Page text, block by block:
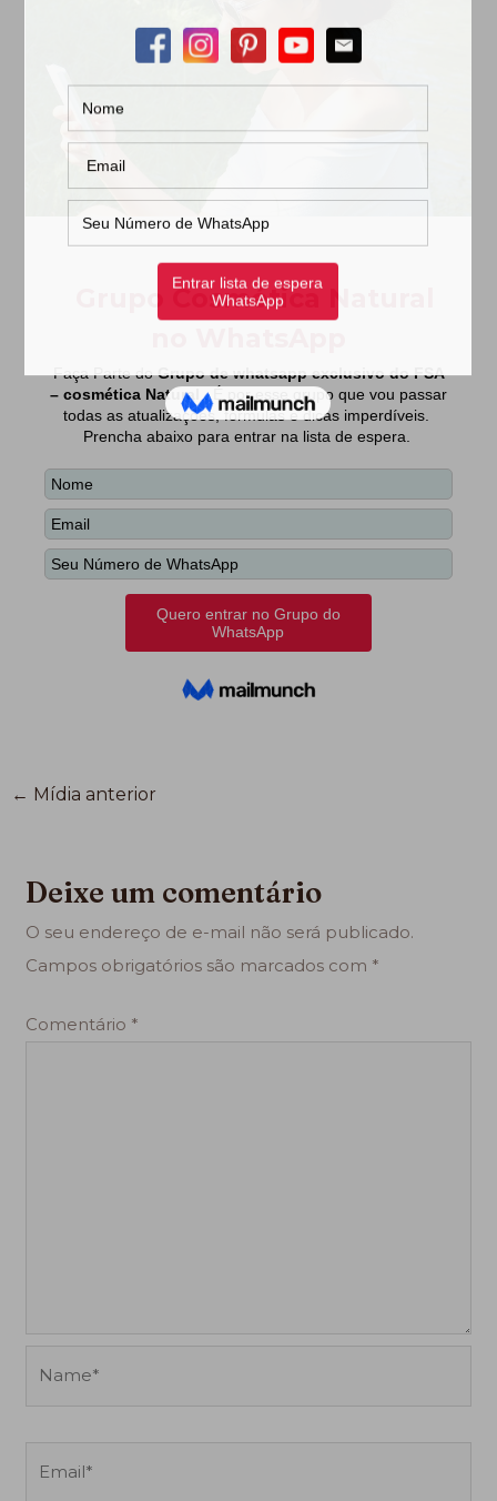
← Mídia anterior
Deixe um comentário
O seu endereço de e-mail não será publicado.
Campos obrigatórios são marcados com *
Comentário *